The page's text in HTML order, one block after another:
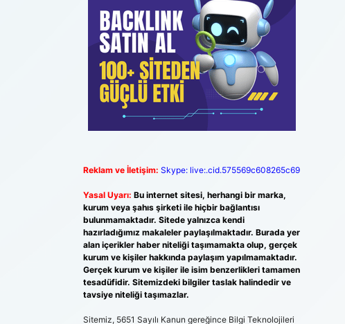
Reklam ve İletişim: Skype: live:.cid.575569c608265c69
Yasal Uyarı: Bu internet sitesi, herhangi bir marka,
kurum veya şahıs şirketi ile hiçbir bağlantısı
bulunmamaktadır. Sitede yalnızca kendi
hazırladığımız makaleler paylaşılmaktadır. Burada yer
alan içerikler haber niteliği taşımamakta olup, gerçek
kurum ve kişiler hakkında paylaşım yapılmamaktadır.
Gerçek kurum ve kişiler ile isim benzerlikleri tamamen
tesadüfidir. Sitemizdeki bilgiler taslak halindedir ve
tavsiye niteliği taşımazlar.
Sitemiz, 5651 Sayılı Kanun gereğince Bilgi Teknolojileri